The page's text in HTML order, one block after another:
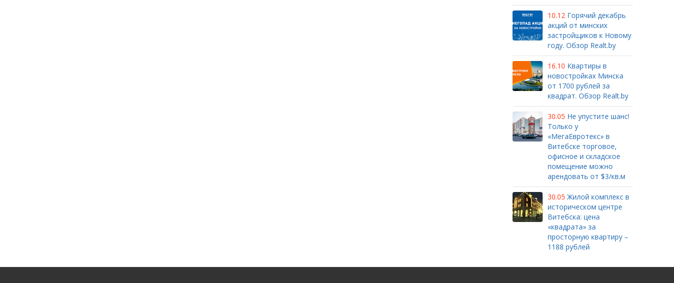
10.12 Горячий декабрь
акций от минских
застройщиков к Новому
году. Обзор Realt.by
16.10 Квартиры в
новостройках Минска
от 1700 рублей за
квадрат. Обзор Realt.by
30.05 Не упустите шанс!
Только у
«МегаЕвротекс» в
Витебске торговое,
офисное и складское
помещение можно
арендовать от $3/кв.м
30.05 Жилой комплекс в
историческом центре
Витебска: цена
«квадрата» за
просторную квартиру –
1188 рублей